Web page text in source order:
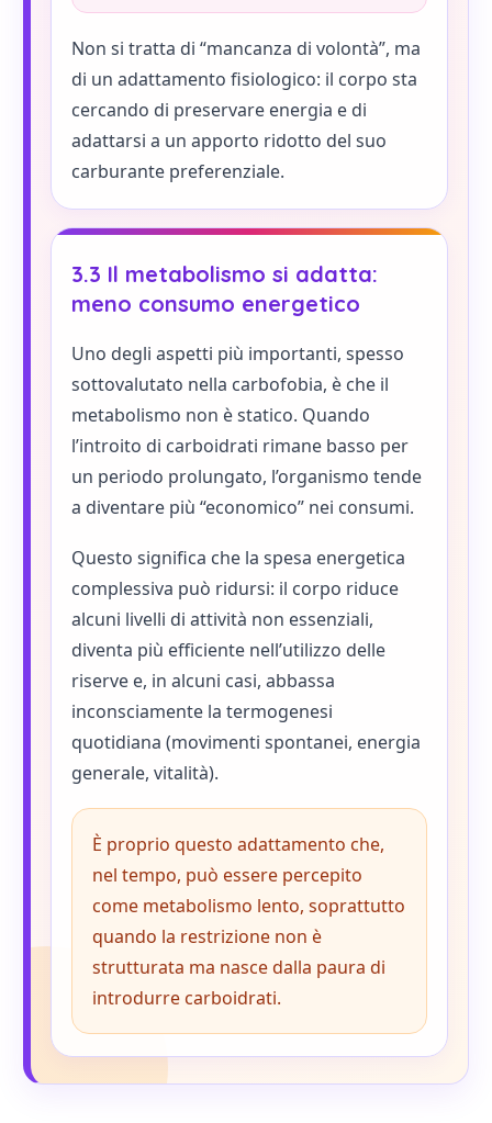
Non si tratta di “mancanza di volontà”, ma
di un adattamento fisiologico: il corpo sta
cercando di preservare energia e di
adattarsi a un apporto ridotto del suo
carburante preferenziale.
3.3 Il metabolismo si adatta:
meno consumo energetico
Uno degli aspetti più importanti, spesso
sottovalutato nella carbofobia, è che il
metabolismo non è statico. Quando
l’introito di carboidrati rimane basso per
un periodo prolungato, l’organismo tende
a diventare più “economico” nei consumi.
Questo significa che la spesa energetica
complessiva può ridursi: il corpo riduce
alcuni livelli di attività non essenziali,
diventa più efficiente nell’utilizzo delle
riserve e, in alcuni casi, abbassa
inconsciamente la termogenesi
quotidiana (movimenti spontanei, energia
generale, vitalità).
È proprio questo adattamento che,
nel tempo, può essere percepito
come metabolismo lento, soprattutto
quando la restrizione non è
strutturata ma nasce dalla paura di
introdurre carboidrati.